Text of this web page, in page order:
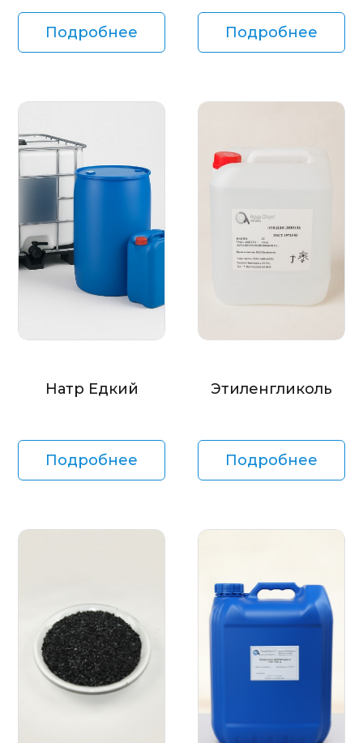
Подробнее Подробнее
Натр Едкий
Подробнее
Этиленгликоль
Подробнее